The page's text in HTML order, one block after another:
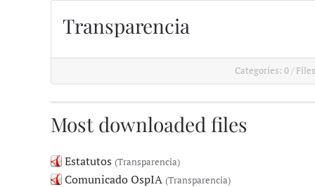
Transparencia
Categories: 0/
Most downloaded files
Estatutos (Transparencia)
Comunicado OspIA (Transparencia)